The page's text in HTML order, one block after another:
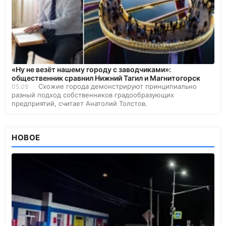
«Ну не везёт нашему городу с заводчиками»:
общественник сравнил Нижний Тагил и Магнитогорск
05.08
Схожие города демонстрируют принципиально
разный подход собственников градообразующих
предприятий, считает Анатолий Толстов.
НОВОЕ